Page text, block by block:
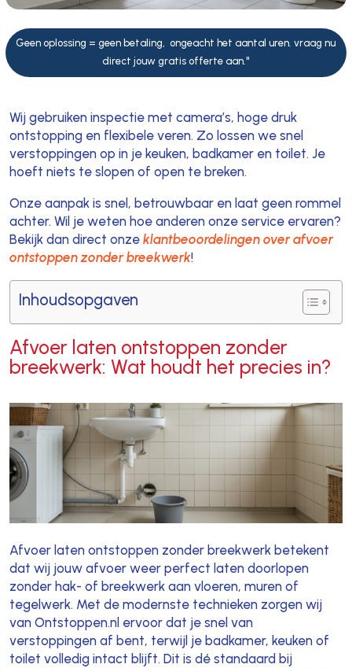
Geen oplossing = geen betaling, ongeacht het aantal uren. vraag nu
direct jouw gratis offerte aan."
Wij gebruiken inspectie met camera’s, hoge druk
ontstopping en flexibele veren. Zo lossen we snel
verstoppingen op in je keuken, badkamer en toilet. Je
hoeft niets te slopen of open te breken.
Onze aanpak is snel, betrouwbaar en laat geen rommel
achter. Wil je weten hoe anderen onze service ervaren?
Bekijk dan direct onze klantbeoordelingen over afvoer
ontstoppen zonder breekwerk!
Inhoudsopgaven
Afvoer laten ontstoppen zonder
breekwerk: Wat houdt het precies in?
Afvoer laten ontstoppen zonder breekwerk betekent
dat wij jouw afvoer weer perfect laten doorlopen
zonder hak- of breekwerk aan vloeren, muren of
tegelwerk. Met de modernste technieken zorgen wij
van Ontstoppen.nl ervoor dat je snel van
verstoppingen af bent, terwijl je badkamer, keuken of
toilet volledig intact blijft. Dit is dé standaard bij